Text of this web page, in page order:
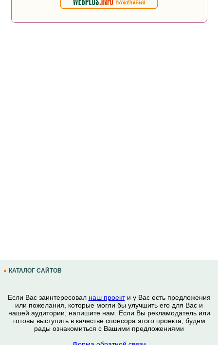
КАТАЛОГ САЙТОВ
Если Вас заинтересовал наш проекти у Вас есть предложения
или пожелания, которые могли бы улучшить его для Вас и
нашей аудитории, напишите нам. Если Вы рекламодатель или
готовы выступить в качестве спонсора этого проекта, будем
рады ознакомиться с Вашими предложениями